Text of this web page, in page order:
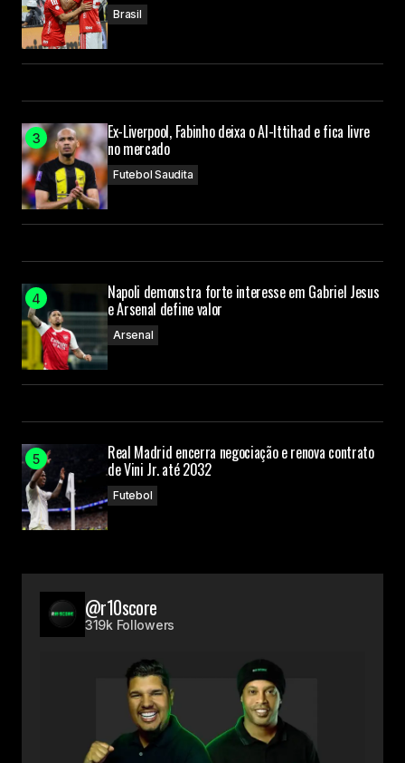
Brasil
Ex-Liverpool, Fabinho deixa o Al-Ittihad e fica livre
no mercado
Futebol Saudita
Napoli demonstra forte interesse em Gabriel Jesus
e Arsenal define valor
Arsenal
Real Madrid encerra negociação e renova contrato
de Vini Jr. até 2032
Futebol
@r10score
319k Followers